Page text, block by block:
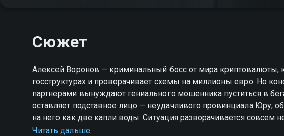
Сюжет
Алексей Воронов — криминальный босс от мира криптовалюты,
госструктурах и проворачивает схемы на миллионы евро. Но
партнерами вынуждают гениального мошенника пуститься в
оставляет подставное лицо — неудачливого провинциала Юру,
на него как две капли воды. Ситуация разворачивается совсем
охранники принимают двойника за своего босса. Теперь в руках
Читать дальше